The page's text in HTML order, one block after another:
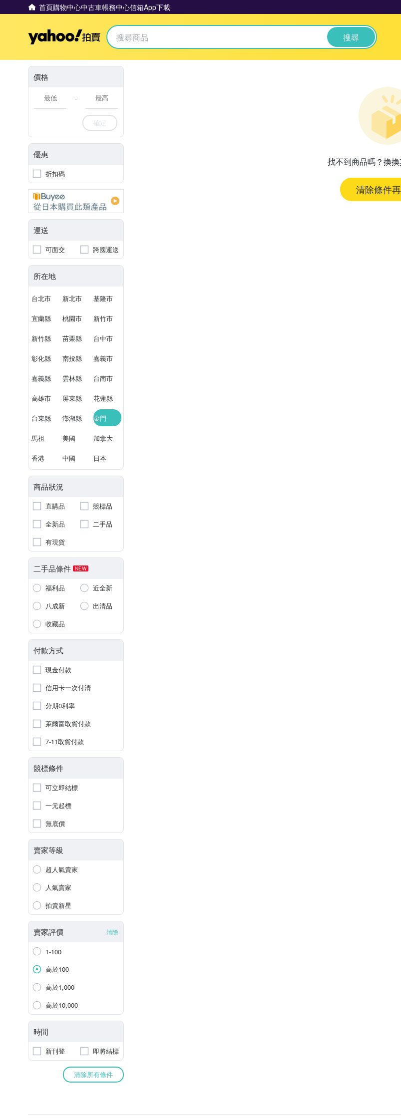
首頁購物中心中古車帳務中心信箱App下載
Yahoo拍賣 搜尋
價格
-
確定
優惠
折扣碼
運送
可面交 跨國運送
所在地
台北市 新北市 基隆市
宜蘭縣 桃園市 新竹市
新竹縣 苗栗縣 台中市
彰化縣 南投縣 嘉義市
嘉義縣 雲林縣 台南市
高雄市 屏東縣 花蓮縣
台東縣 澎湖縣 金門
馬祖 美國 加拿大
香港 中國 日本
商品狀況
直購品
競標品
全新品
二手品
有現貨
二手品條件 NEW
福利品
近全新
八成新
出清品
收藏品
付款方式
現金付款
信用卡一次付清
分期0利率
萊爾富取貨付款
7-11取貨付款
競標條件
可立即結標
一元起標
無底價
賣家等級
超人氣賣家
人氣賣家
拍賣新星
賣家評價 清除
1-100
高於100
高於1,000
高於10,000
時間
新刊登 即將結標
清除所有條件
找不到商品嗎？換換
清除條件